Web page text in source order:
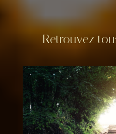
Retrouvez